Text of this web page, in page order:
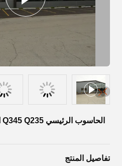
تفاصيل المنتج